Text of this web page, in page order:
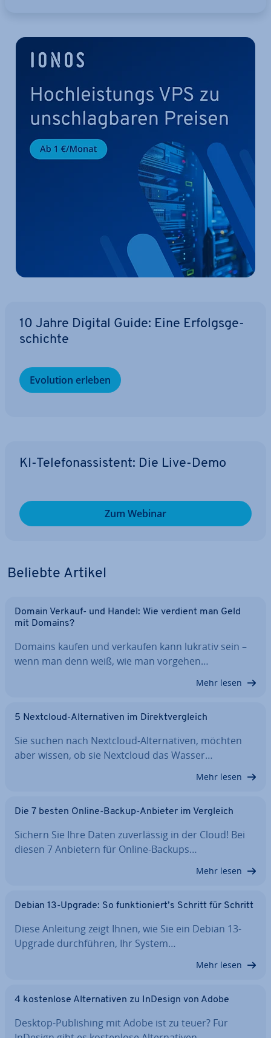
10 Jahre Digital Guide: Eine Er­folgs­ge­
schich­te
Evolution erleben
KI-Te­le­fon­as­sis­tent: Die Live-Demo
Zum Webinar
Beliebte Artikel
Domain Verkauf- und Handel: Wie verdient man Geld
mit Domains?
Domains kaufen und verkaufen kann lukrativ sein –
wenn man denn weiß, wie man vorgehen…
Mehr lesen
5 Nextcloud-Al­ter­na­ti­ven im Di­rekt­ver­gleich
Sie suchen nach Nextcloud-Al­ter­na­ti­ven, möchten
aber wissen, ob sie Nextcloud das Wasser…
Mehr lesen
Die 7 besten Online-Backup-Anbieter im Vergleich
Sichern Sie Ihre Daten zu­ver­läs­sig in der Cloud! Bei
diesen 7 Anbietern für Online-Backups…
Mehr lesen
Debian 13-Upgrade: So funk­tio­niert’s Schritt für Schritt
Diese Anleitung zeigt Ihnen, wie Sie ein Debian 13-
Upgrade durch­füh­ren, Ihr System…
Mehr lesen
4 kos­ten­lo­se Al­ter­na­ti­ven zu InDesign von Adobe
Desktop-Pu­bli­shing mit Adobe ist zu teuer? Für